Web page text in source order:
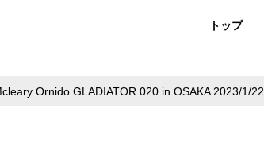
トップ
Ornido GLADIATOR 020 in OSAKA 2023/1/22